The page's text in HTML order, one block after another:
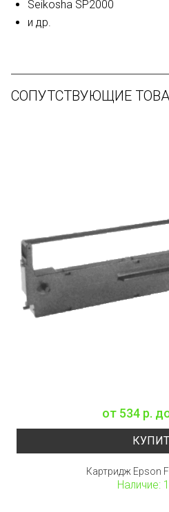
Seikosha SP2000
и др.
СОПУТСТВУЮЩИЕ
от 534 р.
Картридж Epson
Наличие: